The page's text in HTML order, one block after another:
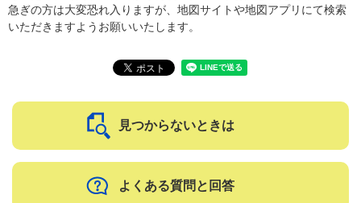
急ぎの方は大変恐れ入りますが、地図サイトや地図アプリにて検索
いただきますようお願いいたします。
見つからないときは
よくある質問と回答